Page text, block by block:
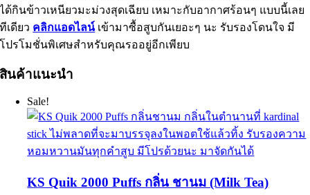
ได้กินข้าวเหนียวมะม่วงสุดเฉียบ เหมาะกับอากาศร้อนๆ แบบนี้เลย
ทีเดียว คลิกแอดไลน์เข้ามาซื้อสูบกันเยอะๆ นะ รับรองโดนใจ มี
โปรโมชั่นพิเศษสำหรับคุณรออยู่อีกเพียบ
สินค้าแนะนำ
Sale!
KS Quik 2000 Puffs กลิ่น ชานม (Milk Tea)